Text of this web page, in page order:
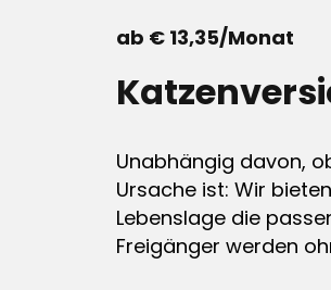
ab € 13,35/Monat
Unabhängig davon,
Ursache ist: Wir
Lebenslage die
Freigänger werden